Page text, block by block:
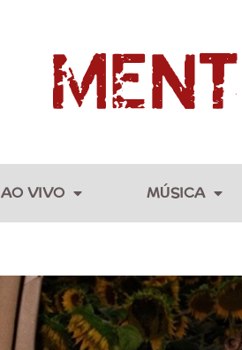
AO VIVO MÚSICA